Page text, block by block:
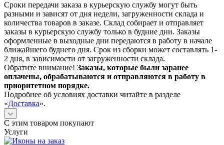
Сроки передачи заказа в курьерскую службу могут быть
разными и зависят от дня недели, загруженности склада и
количества товаров в заказе. Склад собирает и отправляет
заказы в курьерскую службу только в будние дни. Заказы
оформленные в выходные дни передаются в работу в начале
ближайшего буднего дня. Срок из сборки может составлять 1-
2 дня, в зависимости от загруженности склада.
Обратите внимание! Заказы, которые были заранее
оплачены, обрабатываются и отправляются в работу в
приоритетном порядке.
Подробнее об условиях доставки читайте в разделе
«Доставка».
С этим товаром покупают
Услуги